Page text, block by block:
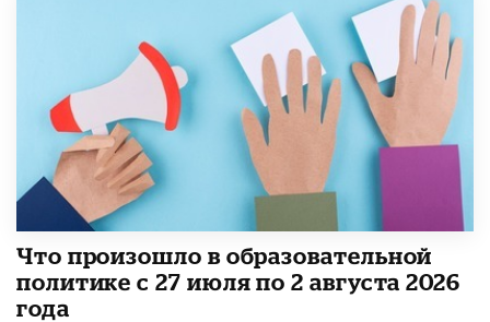
​Что произошло в образовательной
политике с 27 июля по 2 августа 2026
года